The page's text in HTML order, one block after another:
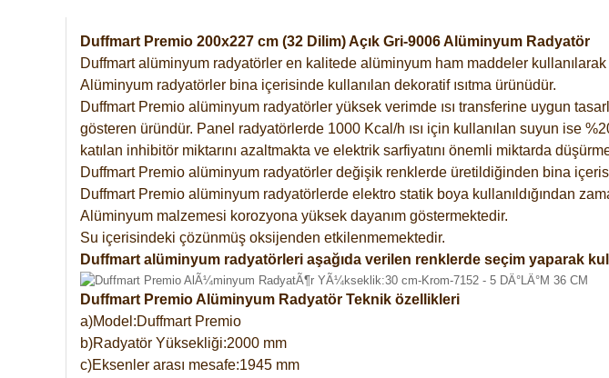
Duffmart Premio 200x227 cm (32 Dilim) Açık Gri-9006 Alüminyum Radyatör
Duffmart alüminyum radyatörler en kalitede alüminyum ham maddeler
Alüminyum radyatörler bina içerisinde kullanılan dekoratif ısıtma ürünüdür.
Duffmart Premio alüminyum radyatörler yüksek verimde ısı transferine uygun
gösteren üründür. Panel radyatörlerde 1000 Kcal/h ısı için kullanılan suyun ise
katılan inhibitör miktarını azaltmakta ve elektrik sarfiyatını önemli miktarda
Duffmart Premio alüminyum radyatörler değişik renklerde üretildiğinden bina
Duffmart Premio alüminyum radyatörlerde elektro statik boya kullanıldığından
Alüminyum malzemesi korozyona yüksek dayanım göstermektedir.
Su içerisindeki çözünmüş oksijenden etkilenmemektedir.
Duffmart alüminyum radyatörleri aşağıda verilen renklerde seçim yaparak
Duffmart Premio Alüminyum Radyatör Teknik özellikleri
a)Model:Duffmart Premio
b)Radyatör Yüksekliği:2000 mm
c)Eksenler arası mesafe:1945 mm